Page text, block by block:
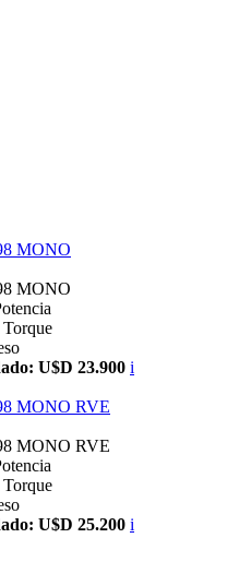
MONO
MONO
Torque
U$D 23.900 i
MONO RVE
MONO RVE
Torque
U$D 25.200 i